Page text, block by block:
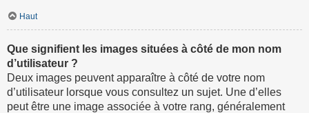
Haut
Que signifient les images situées à côté de mon nom
d’utilisateur ?
Deux images peuvent apparaître à côté de votre nom
d’utilisateur lorsque vous consultez un sujet. Une d’elles
peut être une image associée à votre rang, généralement